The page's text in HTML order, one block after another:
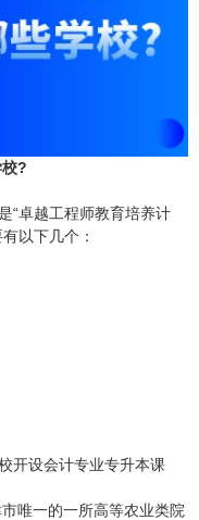
?
卓越工程师教育培养计
以下几个：
设会计专业专升本课
唯一的一所高等农业类院